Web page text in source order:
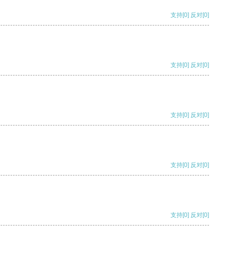
支持[0] 反对[0]
支持[0] 反对[0]
支持[0] 反对[0]
支持[0] 反对[0]
支持[0] 反对[0]